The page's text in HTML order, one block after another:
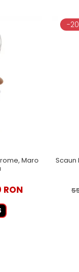
Maro
-
Scaun